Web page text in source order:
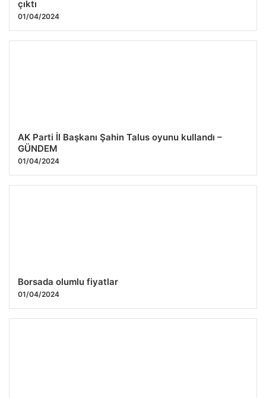
çıktı
01/04/2024
AK Parti İl Başkanı Şahin Talus oyunu kullandı –
GÜNDEM
01/04/2024
Borsada olumlu fiyatlar
01/04/2024